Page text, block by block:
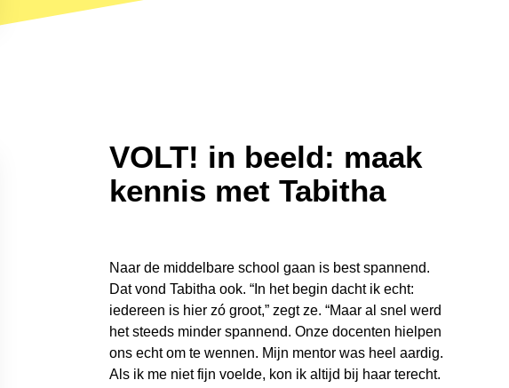
VOLT! in beeld: maak
kennis met Tabitha
Naar de middelbare school gaan is best spannend.
Dat vond Tabitha ook. “In het begin dacht ik echt:
iedereen is hier zó groot,” zegt ze. “Maar al snel werd
het steeds minder spannend. Onze docenten hielpen
ons echt om te wennen. Mijn mentor was heel aardig.
Als ik me niet fijn voelde, kon ik altijd bij haar terecht.